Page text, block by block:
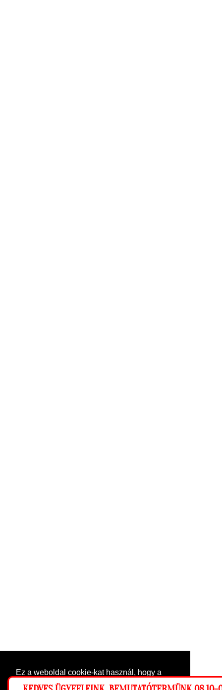
Ez a weboldal cookie-kat használ, hogy a
lehető legjobb élményt nyújtsa honlapunkon.